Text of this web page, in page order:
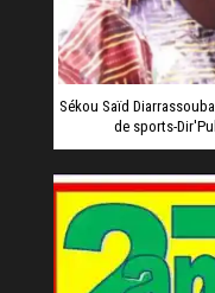
Sékou Saïd
de sports-